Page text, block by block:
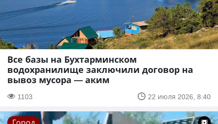
Все базы на Бухтарминском
водохранилище заключили договор на
вывоз мусора — аким
1103 22 июля 2026, 8:40